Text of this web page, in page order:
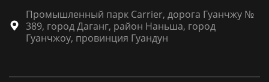

Промышленный парк Carrier, дорога Гуанчжу №
389, город Даганг, район Наньша, город
Гуанчжоу, провинция Гуандун